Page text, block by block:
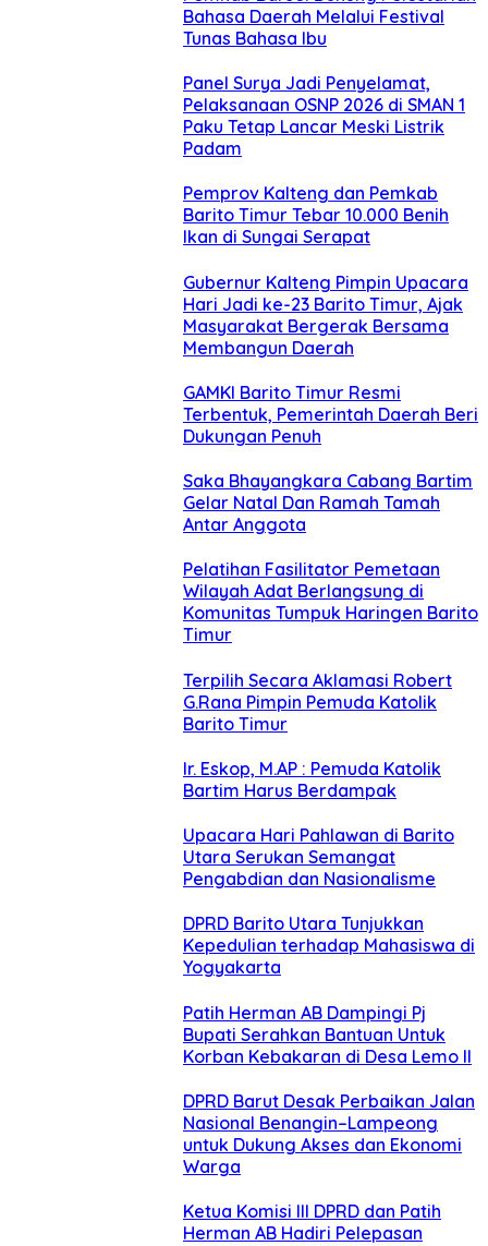
Bahasa Daerah Melalui Festival
Tunas Bahasa Ibu
Panel Surya Jadi Penyelamat,
Pelaksanaan OSNP 2026 di SMAN 1
Paku Tetap Lancar Meski Listrik
Padam
Pemprov Kalteng dan Pemkab
Barito Timur Tebar 10.000 Benih
Ikan di Sungai Serapat
Gubernur Kalteng Pimpin Upacara
Hari Jadi ke-23 Barito Timur, Ajak
Masyarakat Bergerak Bersama
Membangun Daerah
GAMKI Barito Timur Resmi
Terbentuk, Pemerintah Daerah Beri
Dukungan Penuh
Saka Bhayangkara Cabang Bartim
Gelar Natal Dan Ramah Tamah
Antar Anggota
Pelatihan Fasilitator Pemetaan
Wilayah Adat Berlangsung di
Komunitas Tumpuk Haringen Barito
Timur
Terpilih Secara Aklamasi Robert
G.Rana Pimpin Pemuda Katolik
Barito Timur
Ir. Eskop, M.AP : Pemuda Katolik
Bartim Harus Berdampak
Upacara Hari Pahlawan di Barito
Utara Serukan Semangat
Pengabdian dan Nasionalisme
DPRD Barito Utara Tunjukkan
Kepedulian terhadap Mahasiswa di
Yogyakarta
Patih Herman AB Dampingi Pj
Bupati Serahkan Bantuan Untuk
Korban Kebakaran di Desa Lemo II
DPRD Barut Desak Perbaikan Jalan
Nasional Benangin–Lampeong
untuk Dukung Akses dan Ekonomi
Warga
Ketua Komisi III DPRD dan Patih
Herman AB Hadiri Pelepasan